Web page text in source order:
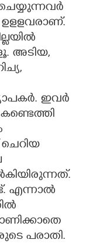
ചെയ്യുന്നവർ
ഉളളവരാണ്.
അടിയ,
ഇവർ
എന്നാൽ
പരാതി.